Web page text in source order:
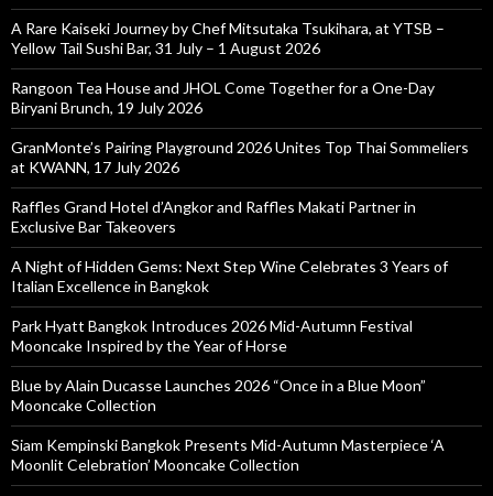
A Rare Kaiseki Journey by Chef Mitsutaka Tsukihara, at YTSB –
Yellow Tail Sushi Bar, 31 July – 1 August 2026
Rangoon Tea House and JHOL Come Together for a One-Day
Biryani Brunch, 19 July 2026
GranMonte’s Pairing Playground 2026 Unites Top Thai Sommeliers
at KWANN, 17 July 2026
Raffles Grand Hotel d’Angkor and Raffles Makati Partner in
Exclusive Bar Takeovers
A Night of Hidden Gems: Next Step Wine Celebrates 3 Years of
Italian Excellence in Bangkok
Park Hyatt Bangkok Introduces 2026 Mid-Autumn Festival
Mooncake Inspired by the Year of Horse
Blue by Alain Ducasse Launches 2026 “Once in a Blue Moon”
Mooncake Collection
Siam Kempinski Bangkok Presents Mid-Autumn Masterpiece ‘A
Moonlit Celebration’ Mooncake Collection